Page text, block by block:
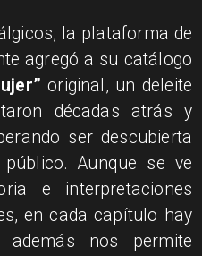
la plataforma de
agregó a su catálogo
original, un deleite
décadas atrás y
ser descubierta
Aunque se ve
e interpretaciones
en cada capítulo hay
además nos permite